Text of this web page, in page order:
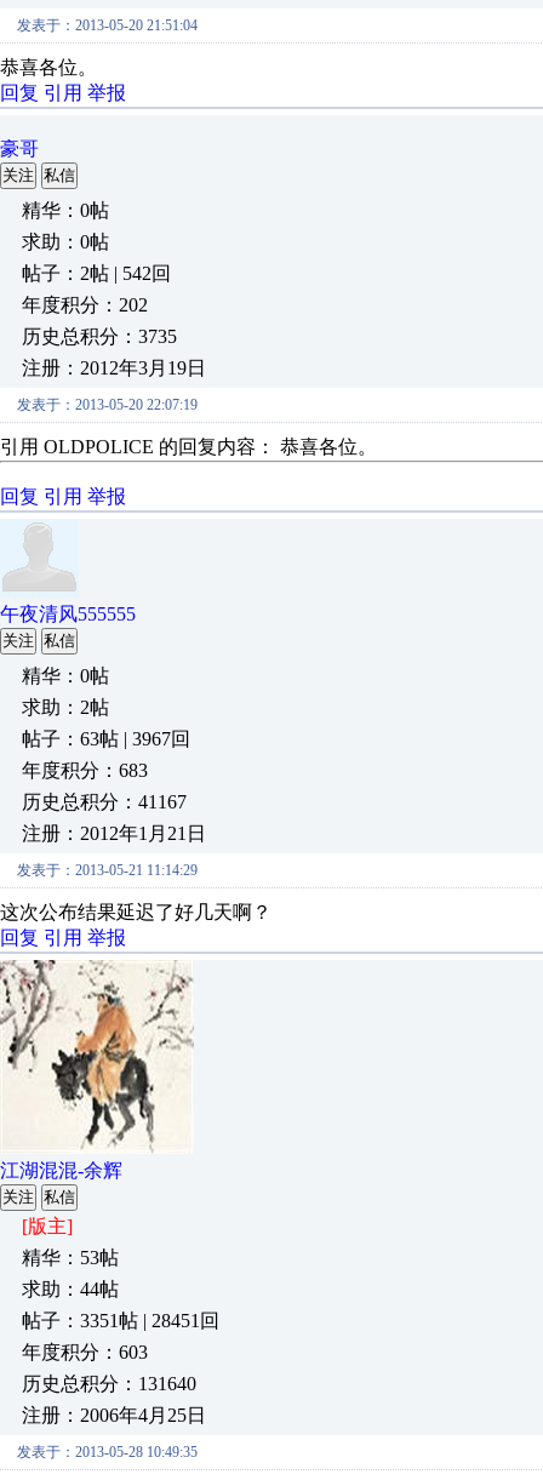
发表于：2013-05-20 21:51:04
恭喜各位。
回复 引用 举报
豪哥
关注 私信
精华：0帖
求助：0帖
帖子：2帖 | 542回
年度积分：202
历史总积分：3735
注册：2012年3月19日
发表于：2013-05-20 22:07:19
引用 OLDPOLICE 的回复内容： 恭喜各位。
回复 引用 举报
午夜清风555555
关注 私信
精华：0帖
求助：2帖
帖子：63帖 | 3967回
年度积分：683
历史总积分：41167
注册：2012年1月21日
发表于：2013-05-21 11:14:29
这次公布结果延迟了好几天啊？
回复 引用 举报
江湖混混-余辉
关注 私信
[版主]
精华：53帖
求助：44帖
帖子：3351帖 | 28451回
年度积分：603
历史总积分：131640
注册：2006年4月25日
发表于：2013-05-28 10:49:35